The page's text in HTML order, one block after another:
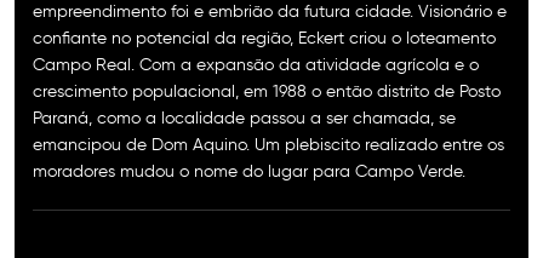
empreendimento foi e embrião da futura cidade. Visionário e
confiante no potencial da região, Eckert criou o loteamento
Campo Real. Com a expansão da atividade agrícola e o
crescimento populacional, em 1988 o então distrito de Posto
Paraná, como a localidade passou a ser chamada, se
emancipou de Dom Aquino. Um plebiscito realizado entre os
moradores mudou o nome do lugar para Campo Verde.